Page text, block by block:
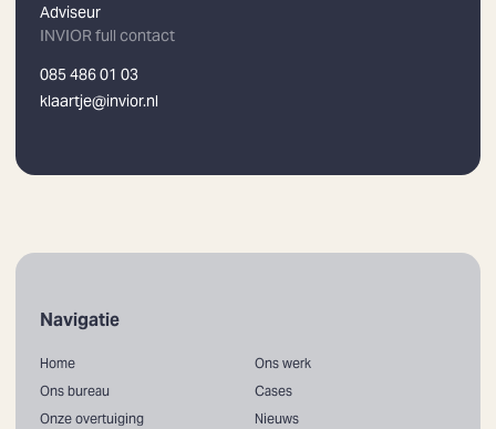
Adviseur
INVIOR full contact
085 486 01 03
klaartje@invior.nl
Navigatie
Home
Ons bureau
Onze overtuiging
Ons werk
Cases
Nieuws